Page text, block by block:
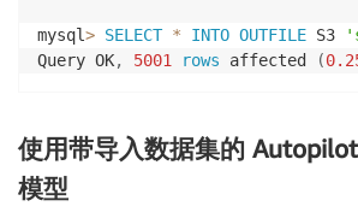
mysql> SELECT * INTO OUTFILE S3
Query OK, 5001 rows affected (
使用带导入数据集的
模型